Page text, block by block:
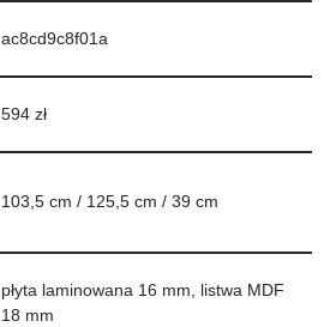
ac8cd9c8f01a
594 zł
103,5 cm / 125,5 cm / 39 cm
płyta laminowana 16 mm, listwa MDF
18 mm